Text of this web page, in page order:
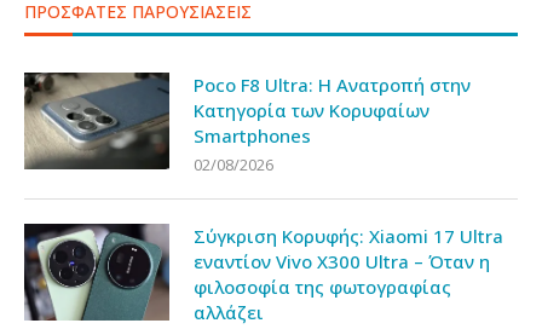
ΠΡΟΣΦΑΤΕΣ ΠΑΡΟΥΣΙΑΣΕΙΣ
Poco F8 Ultra: Η Ανατροπή στην
Κατηγορία των Κορυφαίων
Smartphones
02/08/2026
Σύγκριση Κορυφής: Xiaomi 17 Ultra
εναντίον Vivo X300 Ultra – Όταν η
φιλοσοφία της φωτογραφίας
αλλάζει